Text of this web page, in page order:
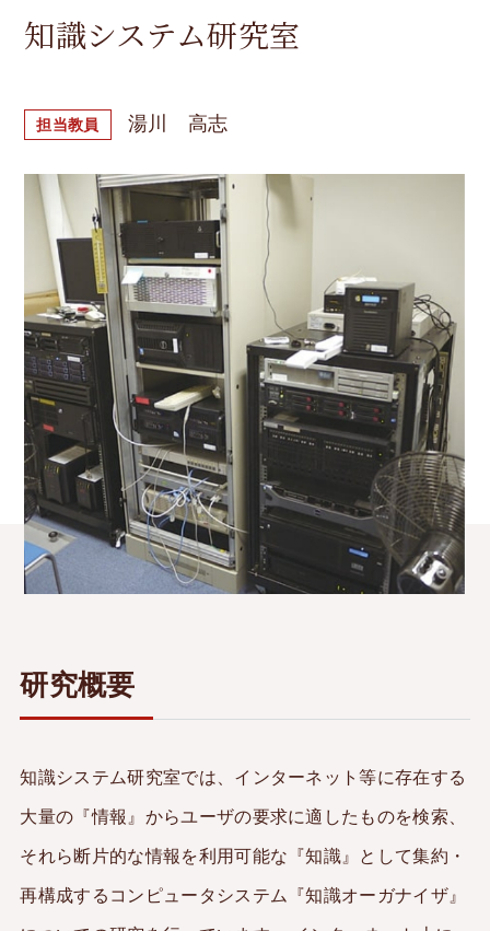
アクセス
検
索
研究室紹介
高専からの入学方法
入学方法（全般）
オープンキャンパス
情報公開
学習・教育目標
研究倫理ガイドライン
知識システム研究室
担当教員 湯川 高志
研究概要
知識システム研究室では、インターネット等に存在する
大量の『情報』からユーザの要求に適したものを検索、
それら断片的な情報を利用可能な『知識』として集約・
再構成するコンピュータシステム『知識オーガナイザ』